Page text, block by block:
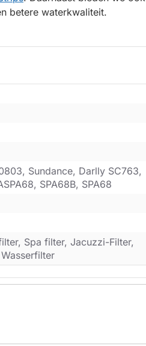
betere waterkwaliteit.
Sundance, Darlly SC763,
SPA68B, SPA68
Spa filter, Jacuzzi-Filter,